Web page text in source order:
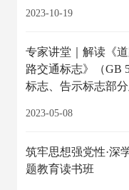
2023-10-19
专家讲堂｜解读《
路交通标志》（
标志、告示标志部
2023-05-08
筑牢思想强党性·深
题教育读书班